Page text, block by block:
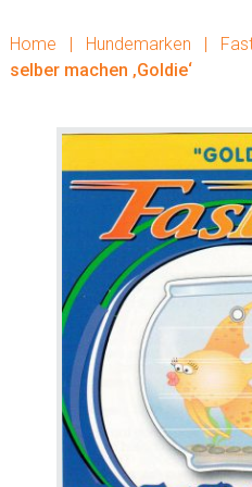
Home | Hundemarken |
selber machen ‚Goldie‘